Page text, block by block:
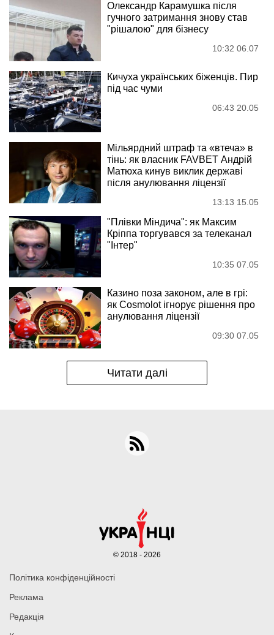
Олександр Карамушка після
гучного затримання знову став
"рішалою" для бізнесу
10:32 06.07
Кичуха українських біженців. Пир
під час чуми
06:43 20.05
Мільярдний штраф та «втеча» в
тінь: як власник FAVBET Андрій
Матюха кинув виклик державі
після анулювання ліцензії
13:13 15.05
"Плівки Міндича": як Максим
Кріппа торгувався за телеканал
"Інтер"
10:35 07.05
Казино поза законом, але в грі:
як Cosmolot ігнорує рішення про
анулювання ліцензії
09:30 07.05
Читати далі
Політика конфіденційності
Реклама
Редакція
© 2018 - 2026